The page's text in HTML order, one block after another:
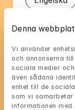
Denna
Vi använder
och annonserna
sociala medier
även sådana
enhet till de
som vi samarbetar
informationen
Jessica
Välj en tid
BankID i